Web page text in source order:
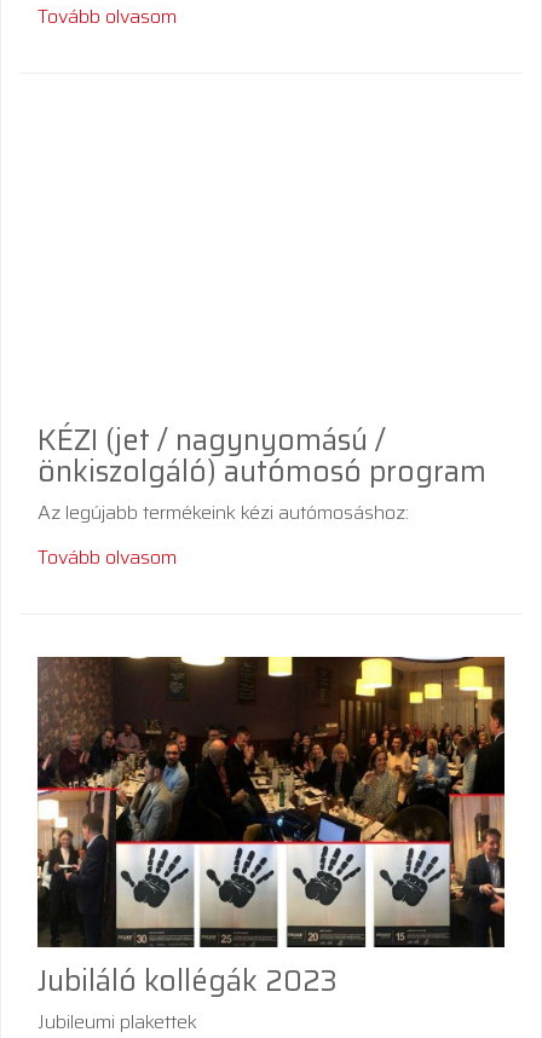
Tovább olvasom
KÉZI (jet / nagynyomású /
önkiszolgáló) autómosó program
Az legújabb termékeink kézi autómosáshoz:
Tovább olvasom
Jubiláló kollégák 2023
Jubileumi plakettek